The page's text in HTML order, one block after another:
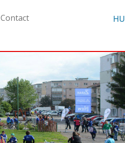
Contact HU